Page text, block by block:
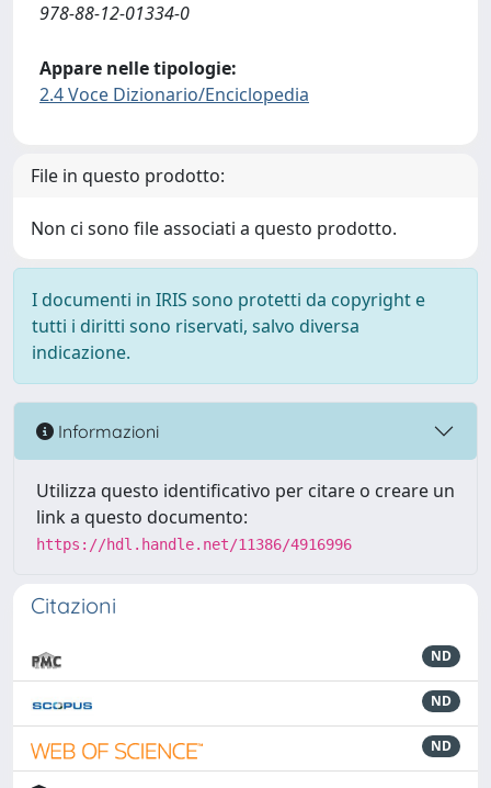
978-88-12-01334-0
Appare nelle tipologie:
2.4 Voce Dizionario/Enciclopedia
File in questo prodotto:
Non ci sono file associati a questo prodotto.
I documenti in IRIS sono protetti da copyright e
tutti i diritti sono riservati, salvo diversa
indicazione.
Informazioni
Utilizza questo identificativo per citare o creare un
link a questo documento:
https://hdl.handle.net/11386/4916996
Citazioni
ND
ND
ND